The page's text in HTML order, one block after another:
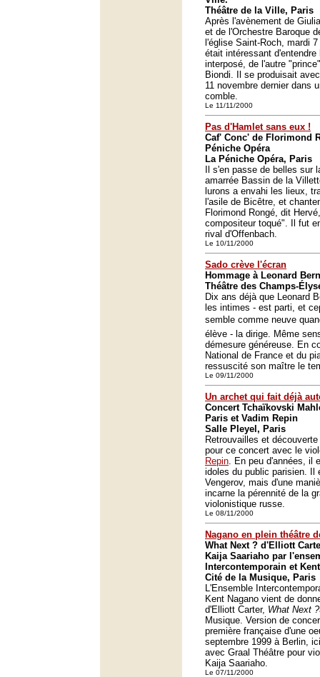
Théâtre de la Ville, Paris
Après l'avènement de
et de l'Orchestre Baroque
l'église Saint-Roch, mardi
était intéressant
interposé, de l'autre
Biondi. Il se produisait
11 novembre dernier dans
comble.
Le 11/11/2000
Pas d'Hamlet sans eux !
Caf' Conc' de Florimond
Péniche Opéra
La Péniche Opéra, Paris
Il s'en passe de belles sur
amarrée Bassin de la
lurons a envahi les lieux,
l'asile de Bicêtre, et
Florimond Rongé, dit
compositeur toqué". Il fut
rival d'Offenbach.
Le 10/11/2000
Sado crève l'écran
Hommage à Leonard
Théâtre des Champs-
Dix ans déjà que Leonard
les intimes - est parti, et
semble comme neuve
élève - la dirige. Même
démesure généreuse. En
National de France et du
ressuscité son maître le
Le 09/11/2000
Un archet qui fait déjà
Concert Tchaïkovski
Paris et Vadim Repin
Salle Pleyel, Paris
Retrouvailles et
pour ce concert avec le
Repin. En peu d'années, il
idoles du public parisien. Il
Vengerov, mais d'une
incarne la pérennité de la
violonistique russe.
Le 08/11/2000
Nagano en plein théâtre
What Next ? d'Elliott
Kaija Saariaho par
Intercontemporain et
Cité de la Musique, Paris
L'Ensemble
Kent Nagano vient de
d'Elliott Carter, What Next ?
Musique. Version de
première française d'une
septembre 1999 à Berlin,
avec Graal Théâtre pour
Kaija Saariaho.
Le 07/11/2000